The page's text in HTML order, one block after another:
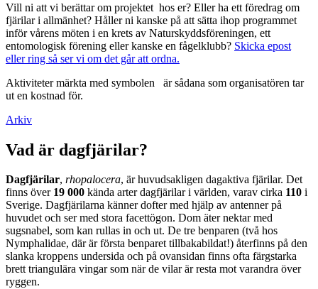
Vill ni att vi berättar om projektet hos er? Eller ha ett föredrag om
fjärilar i allmänhet? Håller ni kanske på att sätta ihop programmet
inför vårens möten i en krets av Naturskyddsföreningen, ett
entomologisk förening eller kanske en fågelklubb? Skicka epost
eller ring så ser vi om det går att ordna.
Aktiviteter märkta med symbolen
är sådana som organisatören tar
ut en kostnad för.
Arkiv
Vad är dagfjärilar?
Dagfjärilar, rhopalocera, är huvudsakligen dagaktiva fjärilar. Det
finns över 19 000 kända arter dagfjärilar i världen, varav cirka 110 i
Sverige. Dagfjärilarna känner dofter med hjälp av antenner på
huvudet och ser med stora facettögon. Dom äter nektar med
sugsnabel, som kan rullas in och ut. De tre benparen (två hos
Nymphalidae, där är första benparet tillbakabildat!) återfinns på den
slanka kroppens undersida och på ovansidan finns ofta färgstarka
brett triangulära vingar som när de vilar är resta mot varandra över
ryggen.